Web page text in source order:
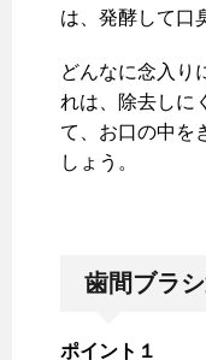
は、発酵して口
どんなに念入り
れは、除去しに
て、お口の中を
しょう。
歯間ブラ
ポイント１